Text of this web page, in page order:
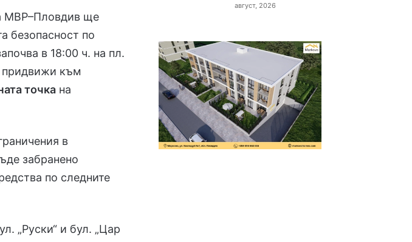
МВР–Пловдив ще
безопасност по
в 18:00 ч. на пл.
придвижи към
точка на
в
забранено
по следните
„Руски“ и бул. „Цар
август, 2026